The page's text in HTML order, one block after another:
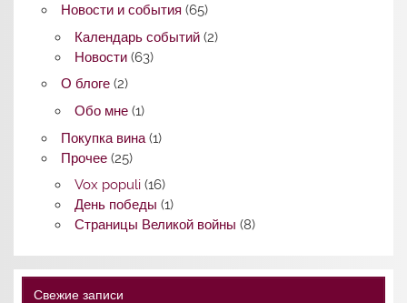
Новости и события (65)
Календарь событий(2)
Новости(63)
О блоге(2)
Обо мне(1)
Покупка вина(1)
Прочее(25)
Vox populi(16)
День победы (1)
Страницы Великой войны (8)
Свежие записи